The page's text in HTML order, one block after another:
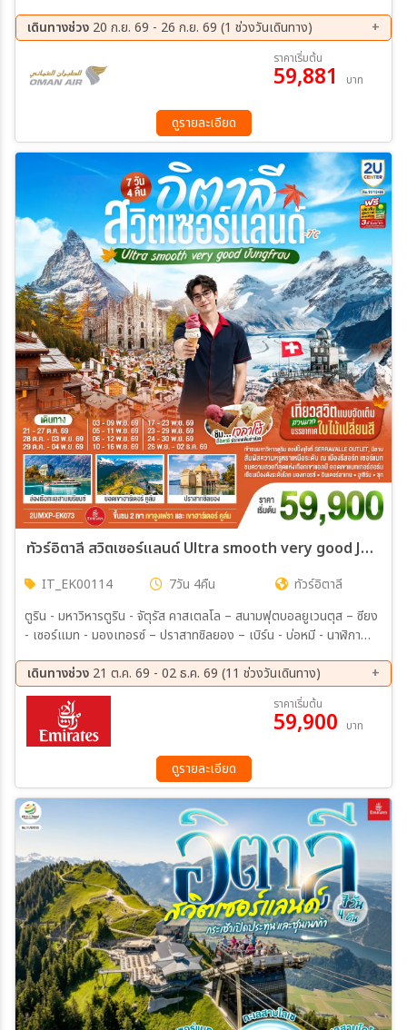
อร์ทิเซ และทะเลสาบคาเรซซา พร้อมพักผ่อนริมทะเลสาบโคโม่ ปิดท้ายที่มิ
ลาน ชมมหาวิหารดูโอโม่ และช้อปปิ้งสุดเพลิดเพลิน ณ Galleria Vittorio
Emanuele II
เดินทางช่วง 20 ก.ย. 69 - 26 ก.ย. 69 (1 ช่วงวันเดินทาง)
ราคาเริ่มต้น
59,881 บาท
ดูรายละเอียด
ทัวร์อิตาลี สวิตเซอร์แลนด์ Ultra smooth very good Jungfrau เที่ยวสวิตแบบจัดเต็ม สวยมาก บรรยากาศใบไม้เปลี่ยนสี ชิมไอติมเจลาโต้ที่อิตาลีประเทศต้นกำเนิด 7วัน 4คืน (EK)
IT_EK00114 7วัน 4คืน
ทัวร์อิตาลี
ตูริน - มหาวิหารตูริน - จัตุรัส คาสเตลโล – สนามฟุตบอลยูเวนตุส – ซียง
- เซอร์แมท - มองเทอรซ์ – ปราสาทชิลยอง – เบิร์น - บ่อหมี - นาฬิกา
ล่องเรือทะเลสาบเบรียนซ์ - ลูเซิร์น - สิงโตหินแกะสลัก - สะพานไม้ชาเปล
– ซูริค / ชตันส์ - ซุก - ร้านช่างทองโบราณ - หมู่บ้านกรินเดอวาลด์ - ขึ้น
กระเช้าและรถไฟสู่ยอดเขาจูงเฟรา – ชมธารน้ำแข็งยักษ์ – เข้าถ้ำน้ำแข็ง -
มิลาน - Serravalle OUTLET – ปราสาทสฟอร์ซา - มหาวิหารมิลาน -
แกลเลอเรีย วิตโตริโอ เอ็มมานูเอล ที่ 2
เดินทางช่วง 21 ต.ค. 69 - 02 ธ.ค. 69 (11 ช่วงวันเดินทาง)
21 ต.ค. 69 - 27 ต.ค. 69
28 ต.ค. 69 - 03 พ.ย. 69
29 ต.ค. 69 - 04 พ.ย. 69
03 พ.ย. 69 - 09 พ.ย. 69
05 พ.ย. 69 - 11 พ.ย. 69
06 พ.ย. 69 - 12 พ.ย. 69
17 พ.ย. 69 - 23 พ.ย. 69
24 พ.ย. 69 - 30 พ.ย. 69
26 พ.ย. 69 - 02 ธ.ค. 69
ราคาเริ่มต้น
59,900 บาท
ดูรายละเอียด